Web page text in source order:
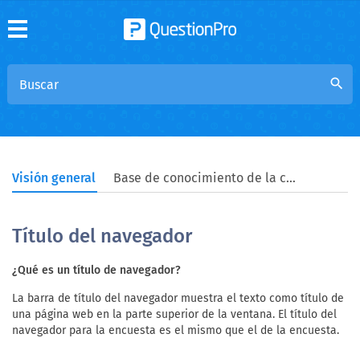
search
Visión general Base de conocimiento de la comunidad
Título del navegador
¿Qué es un título de navegador?
La barra de título del navegador muestra el texto como título de
una página web en la parte superior de la ventana. El título del
navegador para la encuesta es el mismo que el de la encuesta.